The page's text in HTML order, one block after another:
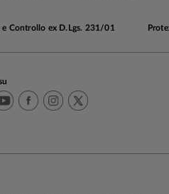
Controllo ex D.Lgs. 231/01